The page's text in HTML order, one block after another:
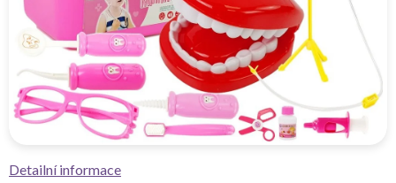
Detailní informace